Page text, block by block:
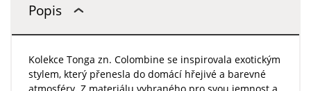
Popis
Kolekce Tonga zn. Colombine se inspirovala exotickým
stylem, který přenesla do domácí hřejivé a barevné